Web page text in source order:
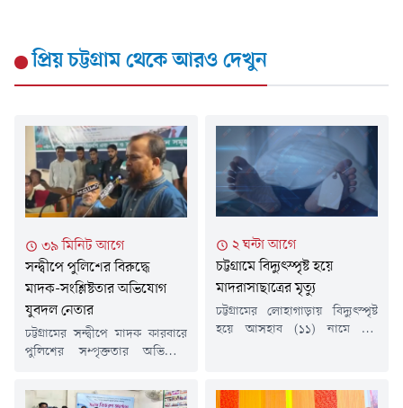
প্রিয় চট্টগ্রামথেকে আরও দেখুন
৩৯ মিনিট আগে
সন্দ্বীপে পুলিশের বিরুদ্ধে
মাদক-সংশ্লিষ্টতার অভিযোগ
যুবদল নেতার
চট্টগ্রামের সন্দ্বীপে মাদক কারবারে
পুলিশের সম্পৃক্ততার অভিযোগ
আহ্বায়ক নিঝুম খান। তিনি দাবি
২ ঘন্টা আগে
চট্টগ্রামে বিদ্যুৎস্পৃষ্ট হয়ে
মাদরাসাছাত্রের মৃত্যু
চট্টগ্রামের লোহাগাড়ায় বিদ্যুৎস্পৃষ্ট
হয়ে আসহাব (১১) নামে এক
নেয়াজর টেক এলাকায় এ ঘটনা